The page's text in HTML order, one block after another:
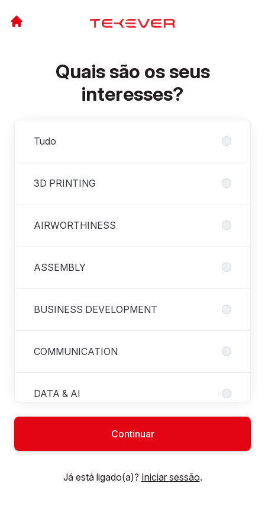
Quais são os seus
interesses?
Tudo
3D PRINTING
AIRWORTHINESS
ASSEMBLY
BUSINESS DEVELOPMENT
COMMUNICATION
DATA & AI
DELIVERY OFFICE
Continuar
Já está ligado(a)? Iniciar sessão.